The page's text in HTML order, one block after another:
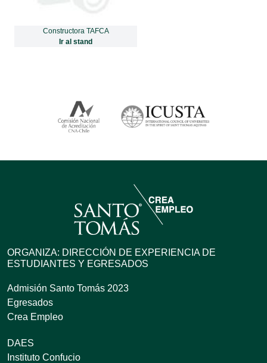
Constructora TAFCA
Ir al stand
ORGANIZA: DIRECCIÓN DE EXPERIENCIA DE
ESTUDIANTES Y EGRESADOS
Admisión Santo Tomás 2023
Egresados
Crea Empleo
DAES
Instituto Confucio